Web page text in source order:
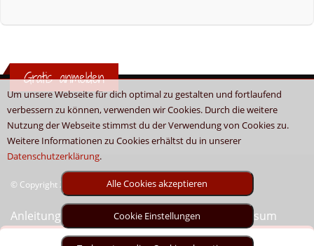
Um unsere Webseite für dich optimal zu gestalten und fortlaufend
verbessern zu können, verwenden wir Cookies. Durch die weitere
Nutzung der Webseite stimmst du der Verwendung von Cookies zu.
Weitere Informationen zu Cookies erhältst du in unserer
Datenschutzerklärung.
Alle Cookies akzeptieren
Cookie Einstellungen
Gratis anmelden
© Copyright 2026 - Boni.tv / Cashback & Gutscheine
Anleitung Sitemap Kontakt Unser Impressum